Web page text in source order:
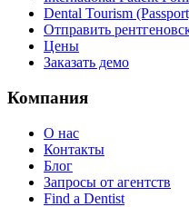
Dental Tourism
Отправить
Цены
Заказать демо
Компания
О нас
Контакты
Блог
Запросы от агентств
Find a Dentist